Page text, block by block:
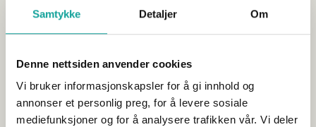
Samtykke Detaljer Om
Denne nettsiden anvender cookies
Vi bruker informasjonskapsler for å gi innhold og
annonser et personlig preg, for å levere sosiale
mediefunksjoner og for å analysere trafikken vår. Vi deler